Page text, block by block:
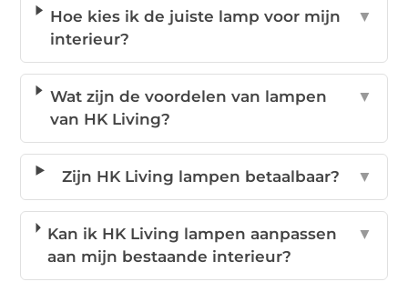
Hoe kies ik de juiste lamp voor mijn
interieur?
▼
Wat zijn de voordelen van lampen
van HK Living?
▼
Zijn HK Living lampen betaalbaar? ▼
Kan ik HK Living lampen aanpassen
aan mijn bestaande interieur?
▼